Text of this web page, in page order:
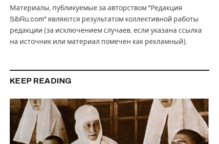
Материалы, публикуемые за авторством "Редакция
SibRu.com" являются результатом коллективной работы
редакции (за исключением случаев, если указана ссылка
на источник или материал помечен как рекламный).
KEEP READING